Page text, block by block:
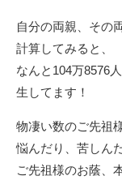
自分の両親、その
計算してみると、
なんと104万8576
生してます！
物凄い数のご先祖
悩んだり、苦しん
ご先祖様のお蔭、